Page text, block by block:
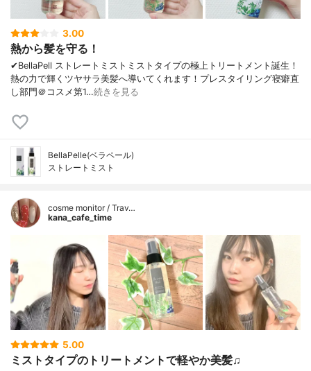
3.00
熱から髪を守る！
✔︎BellaPell ストレートミストミストタイプの極上トリートメント誕生！
熱の力で輝くツヤサラ美髪へ導いてくれます！プレスタイリング寝癖直
し部門＠コスメ第1…続きを見る
BellaPelle(ベラペール)
ストレートミスト
cosme monitor / Trav…
kana_cafe_time
5.00
ミストタイプのトリートメントで軽やか美髪♫